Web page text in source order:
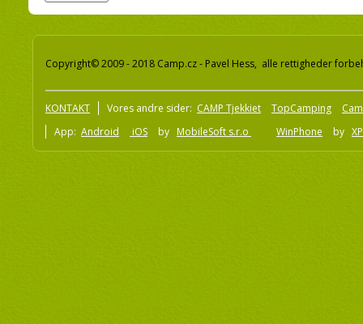
Copyright© 2009 - 2018 Camp.cz - Pavel Hess, alle rettigheder
KONTAKT Vores andre sider: CAMP Tjekkiet TopCamping
App: Android iOS by MobileSoft s.r.o WinPhone by